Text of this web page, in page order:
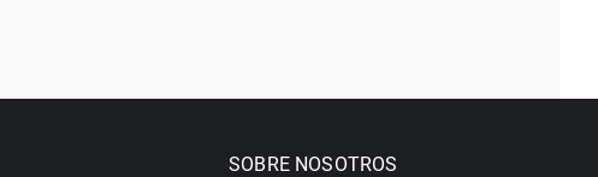
SOBRE NOSOTROS